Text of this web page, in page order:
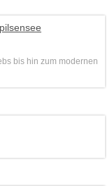
bis hin zum modernen